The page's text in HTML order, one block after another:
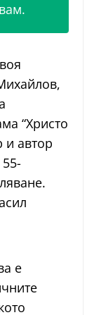
“Христо
и автор
е